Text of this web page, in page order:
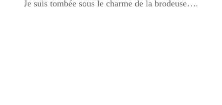
Je suis tombée sous le charme de la brodeuse….